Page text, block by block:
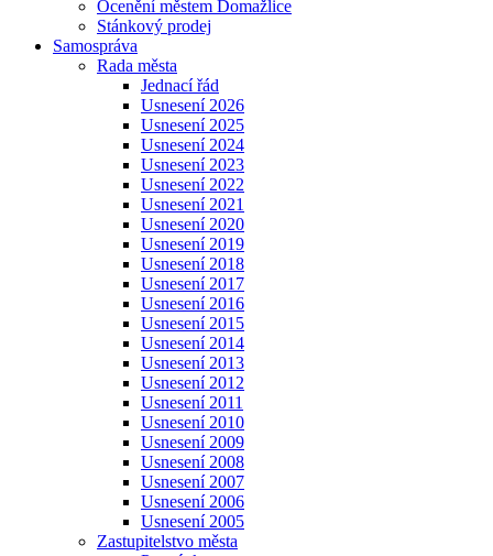
Ocenění městem Domažlice
Stánkový prodej
Samospráva
Rada města
Jednací řád
Usnesení 2026
Usnesení 2025
Usnesení 2024
Usnesení 2023
Usnesení 2022
Usnesení 2021
Usnesení 2020
Usnesení 2019
Usnesení 2018
Usnesení 2017
Usnesení 2016
Usnesení 2015
Usnesení 2014
Usnesení 2013
Usnesení 2012
Usnesení 2011
Usnesení 2010
Usnesení 2009
Usnesení 2008
Usnesení 2007
Usnesení 2006
Usnesení 2005
Zastupitelstvo města